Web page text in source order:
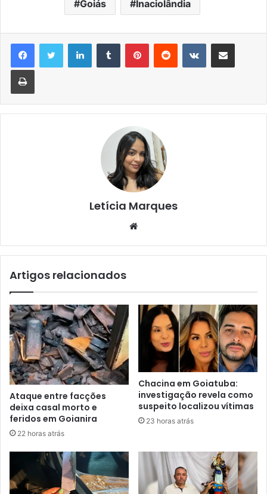
Goiás Inaciolândia
LinkedinTumblr PinterestReddit VK Compartilhar via e-mail
Imprimir
Letícia Marques
Website
Artigos relacionados
Ataque entre facções
deixa casal morto e
feridos em Goianira
22 horas atrás
Chacina em Goiatuba:
investigação revela como
suspeito localizou vítimas
23 horas atrás